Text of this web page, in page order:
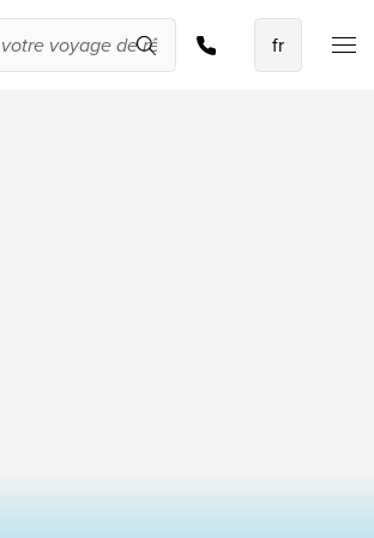
Les meilleures
Rechercher et réserver